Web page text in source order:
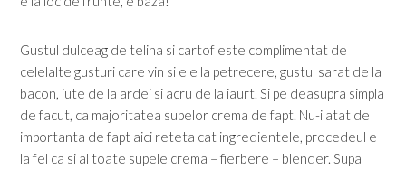
Gustul dulceag de telina si cartof este complimentat de
celelalte gusturi care vin si ele la petrecere, gustul sarat de la
bacon, iute de la ardei si acru de la iaurt. Si pe deasupra simpla
de facut, ca majoritatea supelor crema de fapt. Nu-i atat de
importanta de fapt aici reteta cat ingredientele, procedeul e
la fel ca si al toate supele crema – fierbere – blender. Supa